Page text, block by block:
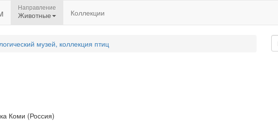
Направление
Животные Коллекции
музей, коллекция птиц
Коми (Россия)